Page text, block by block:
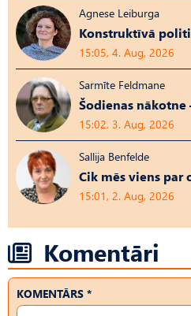
Agnese Leiburga
Konstruktīvā
15:05, 4. Aug, 2026
Sarmīte Feldmane
Šodienas
15:02, 3. Aug, 2026
Sallija Benfelde
Cik mēs viens par
15:01, 2. Aug, 2026
Komentāri
KOMENTĀRS *